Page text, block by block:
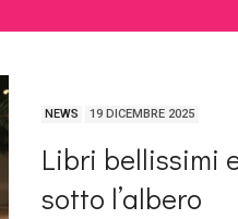
NEWS 19 DICEMBRE 2025
Libri bellissimi
sotto l’albero